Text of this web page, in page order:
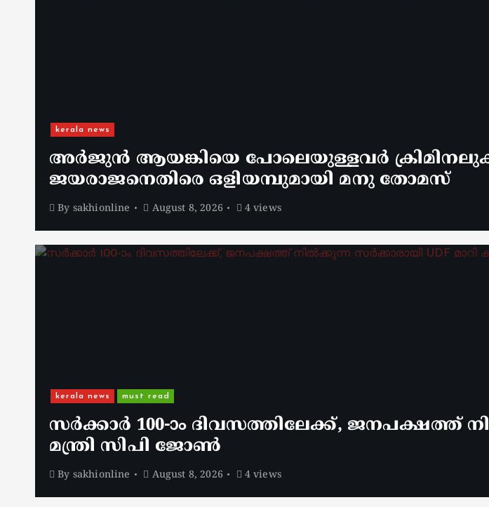
kerala news
അർജുൻ ആയങ്കിയെ പോലെയുള്ളവർ
ജയരാജനെതിരെ ഒളിയമ്പുമായി മനു തോമസ്
By sakhionline August 8, 2026 4 views
kerala news must read
സർക്കാർ 100-ാം ദിവസത്തിലേക്ക്, ജനപക്ഷത്ത്
മന്ത്രി സിപി ജോൺ
By sakhionline August 8, 2026 4 views